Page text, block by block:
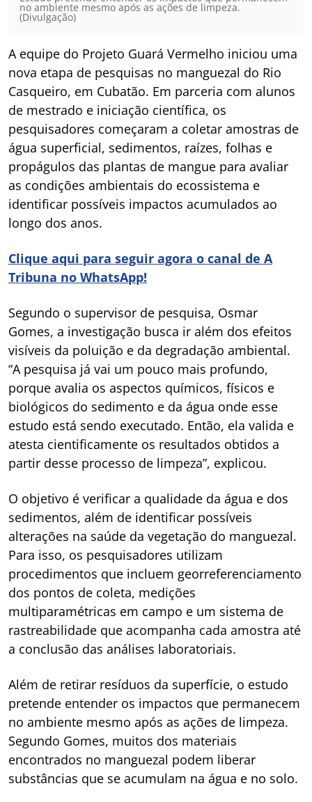
no ambiente mesmo após as ações de limpeza.
(Divulgação)
A equipe do Projeto Guará Vermelho iniciou uma
nova etapa de pesquisas no manguezal do Rio
Casqueiro, em Cubatão. Em parceria com alunos
de mestrado e iniciação científica, os
pesquisadores começaram a coletar amostras de
água superficial, sedimentos, raízes, folhas e
propágulos das plantas de mangue para avaliar
as condições ambientais do ecossistema e
identificar possíveis impactos acumulados ao
longo dos anos.
Clique aqui para seguir agora o canal de A
Tribuna no WhatsApp!
Segundo o supervisor de pesquisa, Osmar
Gomes, a investigação busca ir além dos efeitos
visíveis da poluição e da degradação ambiental.
“A pesquisa já vai um pouco mais profundo,
porque avalia os aspectos químicos, físicos e
biológicos do sedimento e da água onde esse
estudo está sendo executado. Então, ela valida e
atesta cientificamente os resultados obtidos a
partir desse processo de limpeza”, explicou.
O objetivo é verificar a qualidade da água e dos
sedimentos, além de identificar possíveis
alterações na saúde da vegetação do manguezal.
Para isso, os pesquisadores utilizam
procedimentos que incluem georreferenciamento
dos pontos de coleta, medições
multiparamétricas em campo e um sistema de
rastreabilidade que acompanha cada amostra até
a conclusão das análises laboratoriais.
Além de retirar resíduos da superfície, o estudo
pretende entender os impactos que permanecem
no ambiente mesmo após as ações de limpeza.
Segundo Gomes, muitos dos materiais
encontrados no manguezal podem liberar
substâncias que se acumulam na água e no solo.